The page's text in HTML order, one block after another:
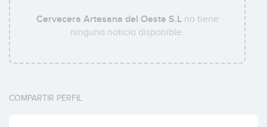
Cervecera Artesana del Oeste S.Lno tiene
ninguna noticia disponible.
COMPARTIR PERFIL